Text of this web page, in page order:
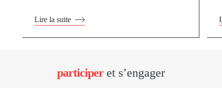
Lire la suite
participeret s’engager